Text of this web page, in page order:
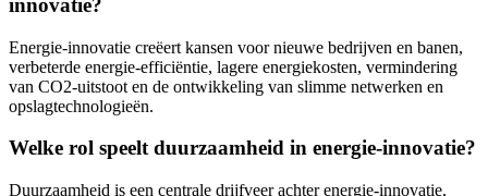
innovatie?
Energie-innovatie creëert kansen voor nieuwe bedrijven en banen,
verbeterde energie-efficiëntie, lagere energiekosten, vermindering
van CO2-uitstoot en de ontwikkeling van slimme netwerken en
opslagtechnologieën.
Welke rol speelt duurzaamheid in energie-innovatie?
Duurzaamheid is een centrale drijfveer achter energie-innovatie,